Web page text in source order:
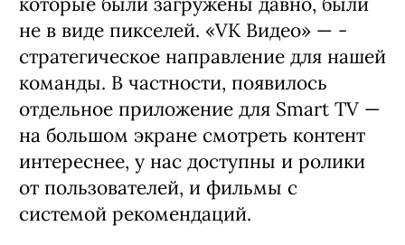
не в виде пикселей. «VK Видео» — ­
стратегическое направление для нашей
команды. В частности, появилось
отдельное приложение для Smart TV —
на большом экране смотреть контент
интереснее, у нас доступны и ролики
от пользователей, и фильмы с
системой рекомендаций.